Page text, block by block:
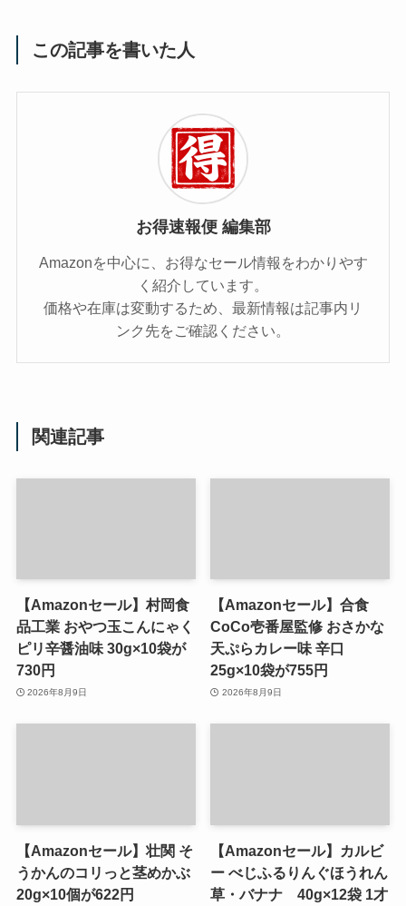
この記事を書いた人
お得速報便 編集部
Amazonを中心に、お得なセール情報をわかりやす
く紹介しています。
価格や在庫は変動するため、最新情報は記事内リ
ンク先をご確認ください。
関連記事
【Amazonセール】村岡食
品工業 おやつ玉こんにゃく
ピリ辛醤油味 30g×10袋が
730円
2026年8月9日
【Amazonセール】合食
CoCo壱番屋監修 おさかな
天ぷらカレー味 辛口
25g×10袋が755円
2026年8月9日
【Amazonセール】壮関 そ
うかんのコリっと茎めかぶ
20g×10個が622円
【Amazonセール】カルビ
ー べじふるりんぐほうれん
草・バナナ 40g×12袋 1才